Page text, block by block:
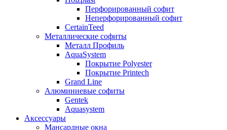
Перфорированный софит
Неперфорированный софит
CertainTeed
Металлические софиты
Металл Профиль
AquaSystem
Покрытие Polyester
Покрытие Printech
Grand Line
Алюминиевые софиты
Gentek
Aquasystem
Аксессуары
Мансардные окна